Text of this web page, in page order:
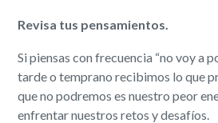
Revisa tus pensamientos.
Si piensas con frecuencia “no voy a
tarde o temprano recibimos lo que
que no podremos es nuestro peor
enfrentar nuestros retos y desafíos.